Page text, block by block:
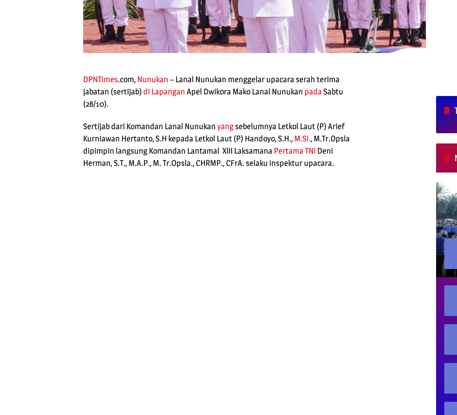
DPNTimes.com, Nunukan – Lanal Nunukan menggelar upacara serah terima
jabatan (sertijab) di Lapangan Apel Dwikora Mako Lanal Nunukan pada Sabtu
(28/10).
Sertijab dari Komandan Lanal Nunukan yangsebelumnya Letkol Laut (P) Arief
Kurniawan Hertanto, S.H kepada Letkol Laut (P) Handoyo, S.H., M.Si., M.Tr.Opsla
dipimpin langsung Komandan Lantamal XIII Laksamana Pertama TNI Deni
Herman, S.T., M.A.P., M. Tr.Opsla., CHRMP., CFrA. selaku inspektur upacara.